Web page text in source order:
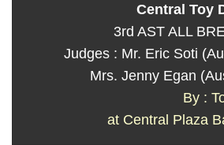
Central Toy
3rd AST ALL
Judges : Mr. Eric Soti
Mrs. Jenny Egan
By :
at Central Plaza